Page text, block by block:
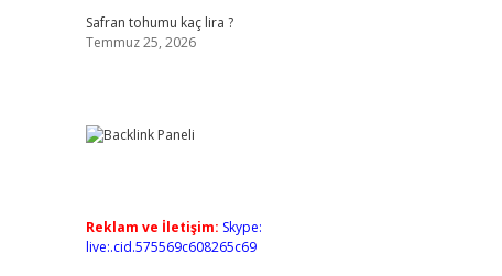
Safran tohumu kaç lira ?
Temmuz 25, 2026
Reklam ve İletişim: Skype:
live:.cid.575569c608265c69